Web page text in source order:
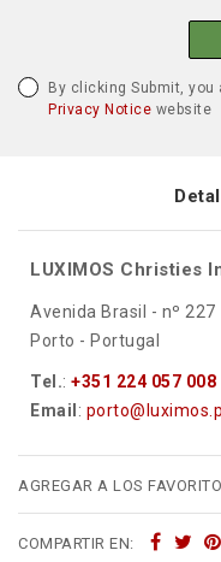
By clicking Submit, you
Privacy Notice website
LUXIMOS Christies
Avenida Brasil - nº 227
Porto - Portugal
Tel.: +351 224 057 008
Email :
AGREGAR A LOS
COMPARTIR EN: